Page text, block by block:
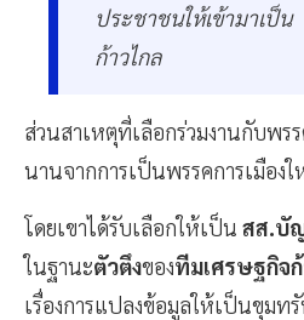
ประชาชนให้เข้ามาเป็น
ก้าวไกล
ส่วนสาเหตุที่เลือกร่วมงานกับพร
นานจากการเป็นพรรคการเมือง
โดยเขาได้รับเลือกให้เป็น สส.บั
ในฐานะตัวตึงของทีมเศรษฐกิจ
เรื่องการแปลงข้อมูลให้เป็นขุมท